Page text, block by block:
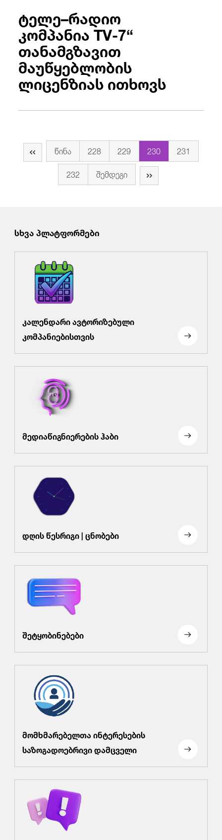
ტელე–რადიო
კომპანია TV-7“
თანამგზავით
მაუწყებლობის
ლიცენზიას ითხოვს
წინა 228 229 230
231
232
შემდეგი
სხვა პლატფორმები
კალენდარი ავტორიზებული
კომპანიებისთვის
მედიაწიგნიერების ჰაბი
დღის წესრიგი | ცნობები
შეტყობინებები
მომხმარებელთა ინტერესების
საზოგადოებრივი დამცველი